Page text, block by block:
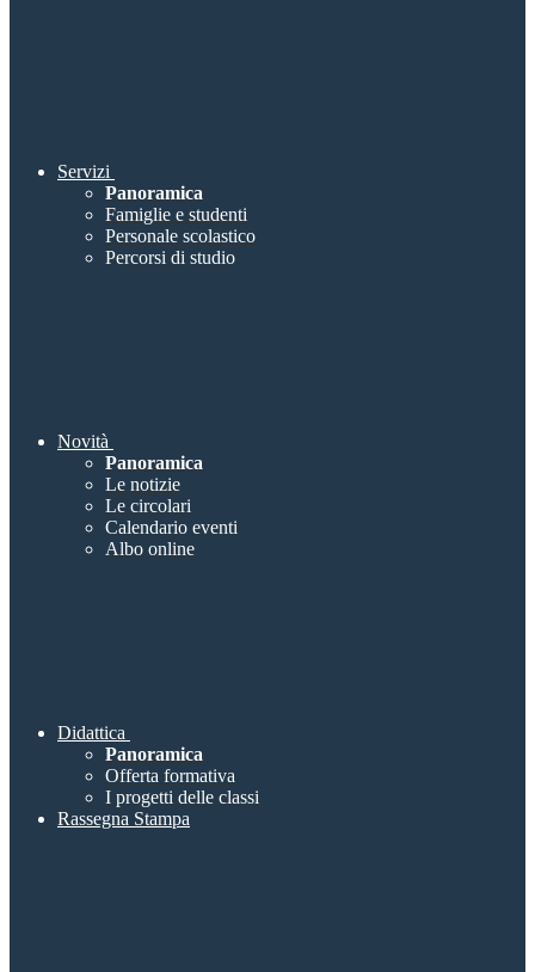
Servizi
Panoramica
Famiglie e studenti
Personale scolastico
Percorsi di studio
Novità
Panoramica
Le notizie
Le circolari
Calendario eventi
Albo online
Didattica
Panoramica
Offerta formativa
I progetti delle classi
Rassegna Stampa